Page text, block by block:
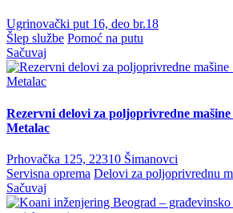
Ugrinovački put 16, deo br.18
Šlep službe Pomoć na putu
Sačuvaj
Rezervni delovi za poljoprivredne
Metalac
Prhovačka 125, 22310 Šimanovci
Servisna oprema Delovi za poljoprivrednu
Sačuvaj